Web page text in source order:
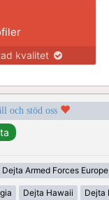
kvalitet
och stöd oss
Dejta Armed Forces
Dejta Hawaii Dejta